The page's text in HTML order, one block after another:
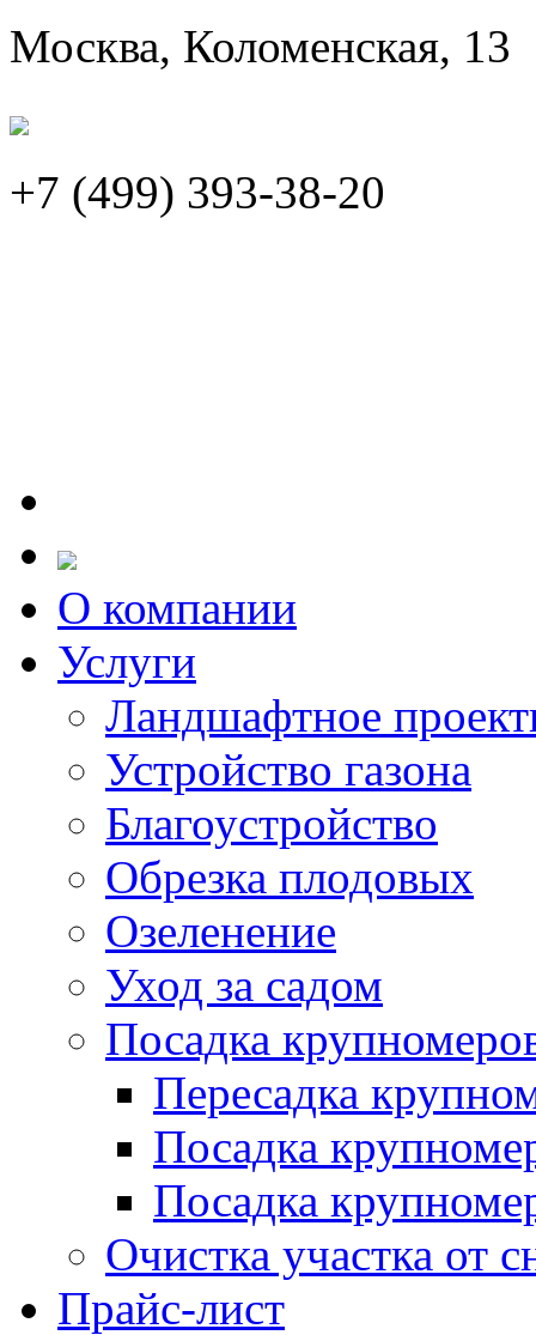
Москва, Коломенская, 13
+7 (499)
О компании
Услуги
Ландшафтное
Устройство газона
Благоустройство
Обрезка плодовых
Озеленение
Уход за садом
Посадка
Пересадка
Посадка
Посадка
Очистка участка от
Прайс-лист